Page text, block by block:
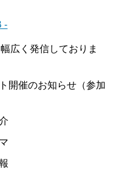
-
広く発信しておりま
開催のお知らせ（参加